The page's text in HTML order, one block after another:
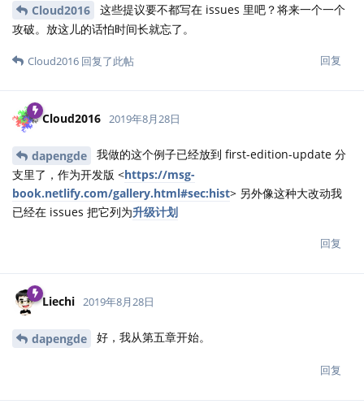
Cloud2016
这些提议要不都写在 issues 里吧？将来一个一个
攻破。放这儿的话怕时间长就忘了。
回复
Cloud2016 回复了此帖
Cloud2016 2019年8月28日
dapengde
我做的这个例子已经放到 first-edition-update 分
支里了，作为开发版 <https://msg-
book.netlify.com/gallery.html#sec:hist> 另外像这种大改动我
已经在 issues 把它列为升级计划
回复
Liechi 2019年8月28日
dapengde 好，我从第五章开始。
回复